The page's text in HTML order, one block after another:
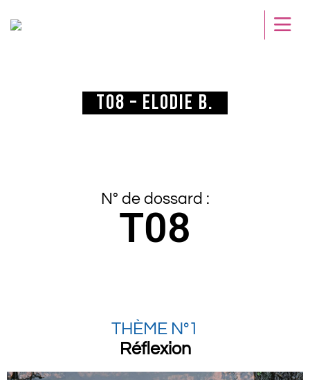
T08 – Elodie B.
N° de dossard :
T08
THÈME N°1
Réflexion